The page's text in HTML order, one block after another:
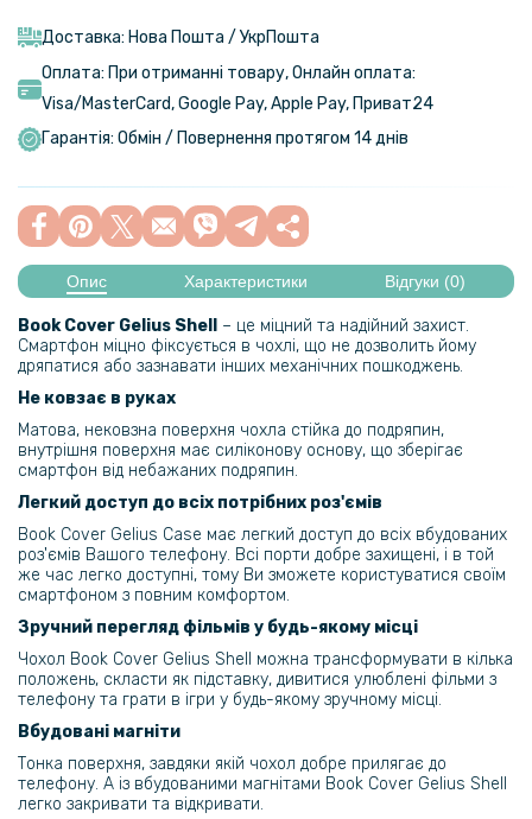
A34, Transparent
169 грн
199 грн
Redmi K70 5G
280 грн
329 грн
Чохол - накладка Acryl Cooling Armor для Xiaomi Poco F6 Pro 5G /
Redmi K70 5G з магнітною пластиною, Black
199 грн
Захисне скло Optima 5D для Samsung Galaxy A34
Доставка: Нова Пошта / УкрПошта
Оплата: При отриманні товару, Онлайн оплата:
Visa/MasterСard, Google Pay, Apple Pay, Приват24
Гарантія: Обмін / Повернення протягом 14 днів
Опис Характеристики Відгуки (0)
Book Cover Gelius Shell
– це міцний та надійний захист.
Смартфон міцно фіксується в чохлі, що не дозволить йому
дряпатися або зазнавати інших механічних пошкоджень.
Не ковзає в руках
Матова, нековзна поверхня чохла стійка до подряпин,
внутрішня поверхня має силіконову основу, що зберігає
смартфон від небажаних подряпин.
Легкий доступ до всіх потрібних роз'ємів
Book Cover Gelius Case має легкий доступ до всіх вбудованих
роз'ємів Вашого телефону. Всі порти добре захищені, і в той
же час легко доступні, тому Ви зможете користуватися своїм
смартфоном з повним комфортом.
Зручний перегляд фільмів у будь-якому місці
Чохол Book Cover Gelius Shell можна трансформувати в кілька
положень, скласти як підставку, дивитися улюблені фільми з
телефону та грати в ігри у будь-якому зручному місці.
Вбудовані магніти
Тонка поверхня, завдяки якій чохол добре прилягає до
телефону. А із вбудованими магнітами Book Cover Gelius Shell
легко закривати та відкривати.